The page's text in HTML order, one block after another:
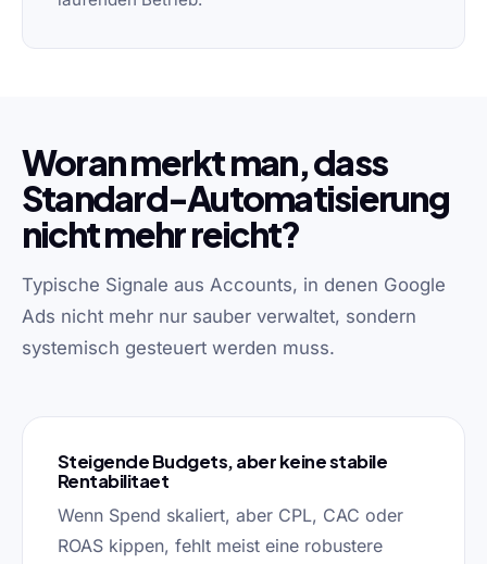
Woran merkt man, dass
Standard-Automatisierung
nicht mehr reicht?
Typische Signale aus Accounts, in denen Google
Ads nicht mehr nur sauber verwaltet, sondern
systemisch gesteuert werden muss.
Steigende Budgets, aber keine stabile
Rentabilitaet
Wenn Spend skaliert, aber CPL, CAC oder
ROAS kippen, fehlt meist eine robustere